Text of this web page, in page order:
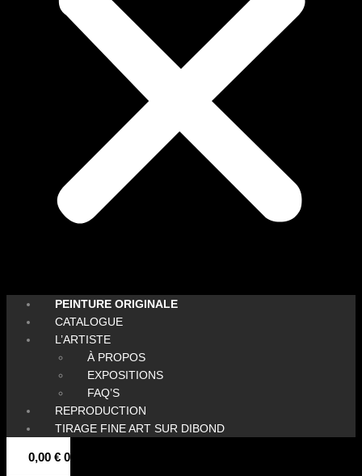
PEINTURE ORIGINALE
CATALOGUE
L’ARTISTE
À PROPOS
EXPOSITIONS
FAQ’S
REPRODUCTION
TIRAGE FINE ART SUR DIBOND
0,00 € 0